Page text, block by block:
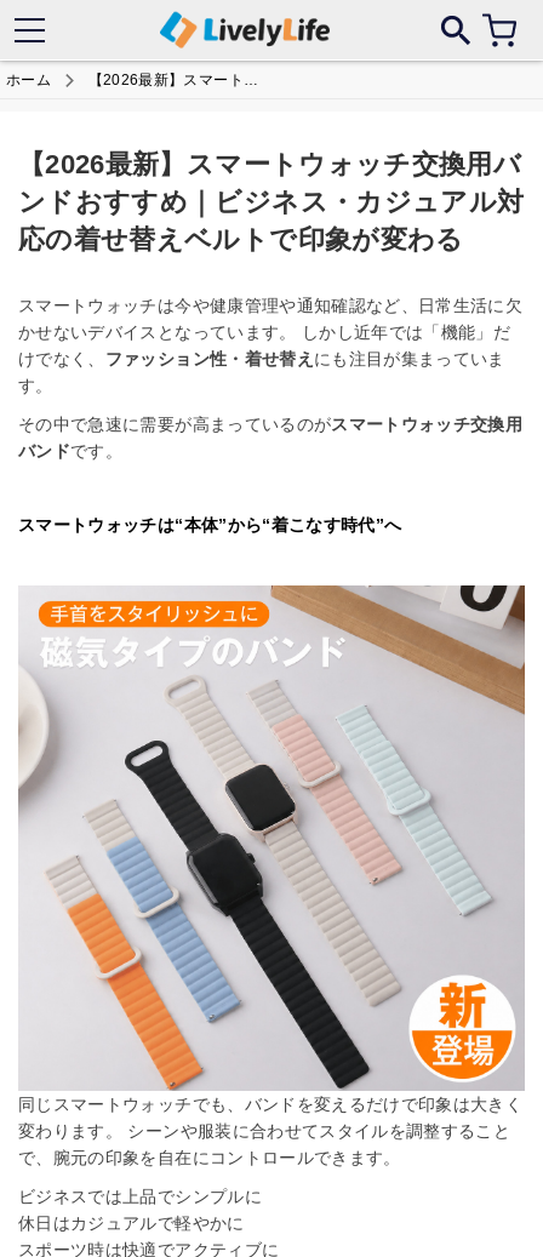
イトにある偽サイトにご注意ください！
ホーム 【2026最新】スマートウォッチ交換用バンドおすすめ｜ビジネス・カジュアル対応の着せ替えベルトで印象が変わる
【2026最新】スマートウォッチ交換用バ
ンドおすすめ｜ビジネス・カジュアル対
応の着せ替えベルトで印象が変わる
スマートウォッチは今や健康管理や通知確認など、日常生活に欠
かせないデバイスとなっています。 しかし近年では「機能」だ
けでなく、 ファッション性・着せ替え にも注目が集まっていま
す。
その中で急速に需要が高まっているのがスマートウォッチ交換用
バンドです。
スマートウォッチは“本体”から“着こなす時代”へ
同じスマートウォッチでも、バンドを変えるだけで印象は大きく
変わります。 シーンや服装に合わせてスタイルを調整すること
で、腕元の印象を自在にコントロールできます。
ビジネスでは上品でシンプルに
休日はカジュアルで軽やかに
スポーツ時は快適でアクティブに